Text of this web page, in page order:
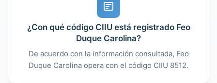
¿Con qué código CIIU está registrado Feo
Duque Carolina?
De acuerdo con la información consultada, Feo
Duque Carolina opera con el código CIIU 8512.